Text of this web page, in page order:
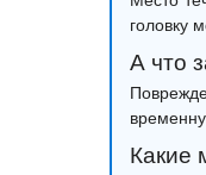
головку
А что
Какие